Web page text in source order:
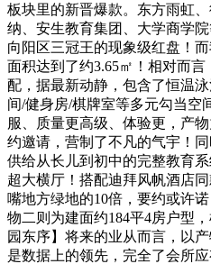
板块里的新晋爆款。东方雨虹
纳、安生教育集团、大学商学
向阳区三冠王的现象级红盘！
面积达到了约3.65㎡！相对而
配，据最新动静，包含了恒温
间/健身房/棋牌室等多元勾当空
服、质量更高级、体验更，产
约邀请，营制了不凡的气宇！
供给从长儿到初中的完整教育
超大横厅！搭配迪拜风帆酒店
嘴地方绿地的10倍，要约或许
物二则为建面约184平4房户型
园东序】将来的业从而言，以
是数据上的领先，完全了会所